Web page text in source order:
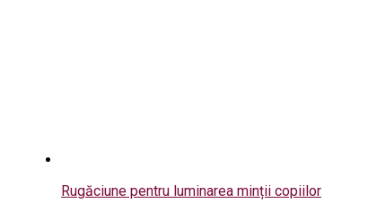
Rugăciune pentru luminarea minții copiilor